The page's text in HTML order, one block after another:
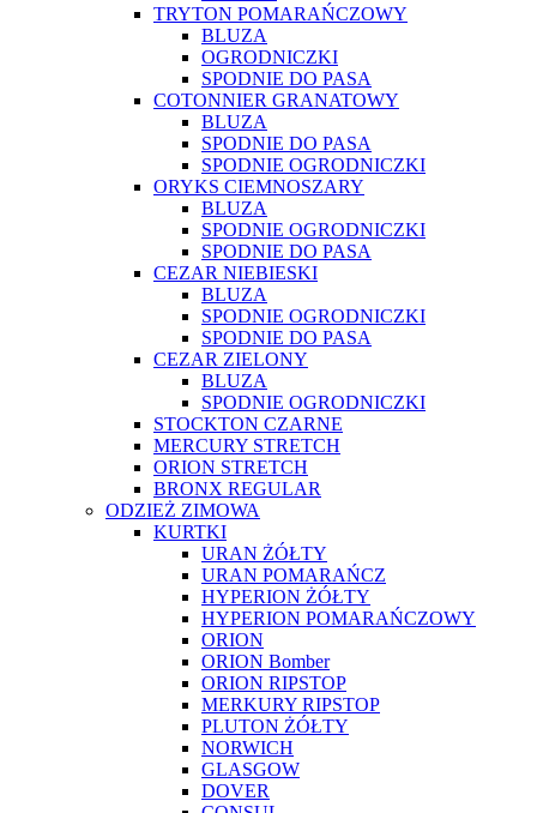
TRYTON POMARAŃCZOWY
BLUZA
OGRODNICZKI
SPODNIE DO PASA
COTONNIER GRANATOWY
BLUZA
SPODNIE DO PASA
SPODNIE OGRODNICZKI
ORYKS CIEMNOSZARY
BLUZA
SPODNIE OGRODNICZKI
SPODNIE DO PASA
CEZAR NIEBIESKI
BLUZA
SPODNIE OGRODNICZKI
SPODNIE DO PASA
CEZAR ZIELONY
BLUZA
SPODNIE OGRODNICZKI
STOCKTON CZARNE
MERCURY STRETCH
ORION STRETCH
BRONX REGULAR
ODZIEŻ ZIMOWA
KURTKI
URAN ŻÓŁTY
URAN POMARAŃCZ
HYPERION ŻÓŁTY
HYPERION POMARAŃCZOWY
ORION
ORION Bomber
ORION RIPSTOP
MERKURY RIPSTOP
PLUTON ŻÓŁTY
NORWICH
GLASGOW
DOVER